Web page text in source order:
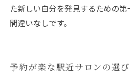
た新しい自分を発見するための
間違いなしです。
予約が楽な駅近サロンの選